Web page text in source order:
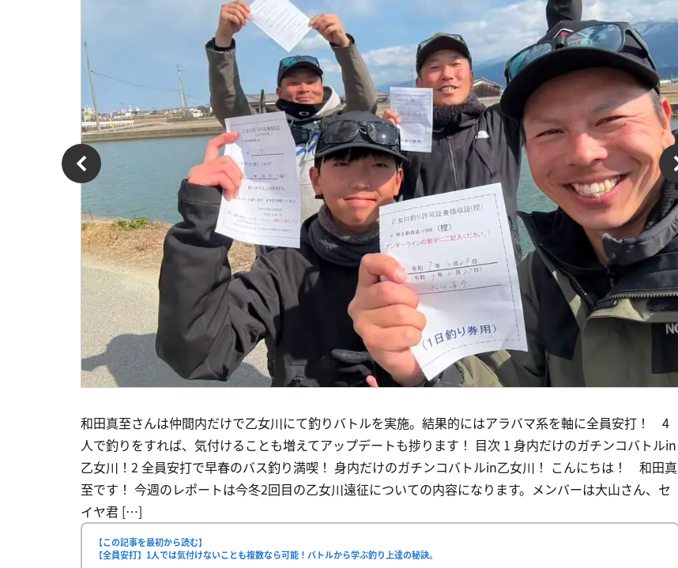
和田真至さんは仲間内だけで乙女川にて釣りバトルを実施。結果的にはアラバマ系を軸に全員安打！ 4
人で釣りをすれば、気付けることも増えてアップデートも捗ります！ 目次 1 身内だけのガチンコバトルin
乙女川！2 全員安打で早春のバス釣り満喫！ 身内だけのガチンコバトルin乙女川！ こんにちは！ 和田真
至です！ 今週のレポートは今冬2回目の乙女川遠征についての内容になります。メンバーは大山さん、セ
イヤ君 […]
【この記事を最初から読む】
【全員安打】1人では気付けないことも複数なら可能！バトルから学ぶ釣り上達の秘訣。